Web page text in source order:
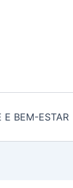
E BEM-ESTAR